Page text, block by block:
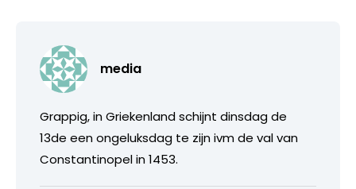
media
Grappig, in Griekenland schijnt dinsdag de
13de een ongeluksdag te zijn ivm de val van
Constantinopel in 1453.